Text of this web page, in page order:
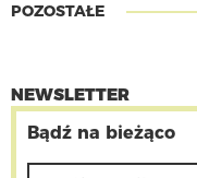
POZOSTAŁE
NEWSLETTER
Bądź na bieżąco